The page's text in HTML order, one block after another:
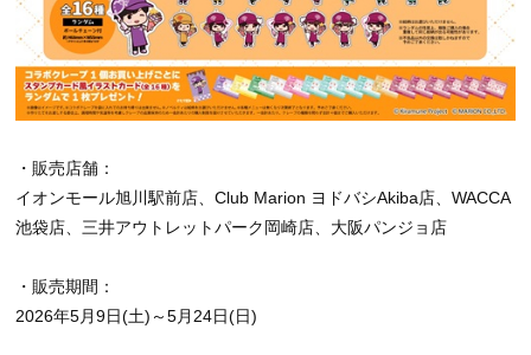
・販売店舗：
イオンモール旭川駅前店、Club Marion ヨドバシAkiba店、WACCA
池袋店、三井アウトレットパーク岡崎店、大阪パンジョ店
・販売期間：
2026年5月9日(土)～5月24日(日)